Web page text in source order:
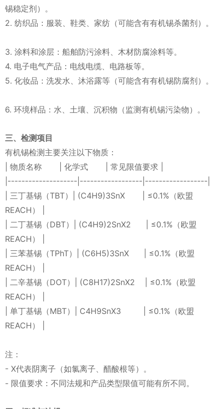
锡稳定剂）。
2. 纺织品：服装、鞋类、家纺（可能含有有机锡杀菌剂）。
3. 涂料和涂层：船舶防污涂料、木材防腐涂料等。
4. 电子电气产品：电线电缆、电路板等。
5. 化妆品：洗发水、沐浴露等（可能含有有机锡防腐剂）。
6. 环境样品：水、土壤、沉积物（监测有机锡污染物）。
三、检测项目
有机锡检测主要关注以下物质：
| 物质名称 | 化学式 | 常见限值要求 |
|--------------------|------------------|------------------|
| 三丁基锡（TBT）| (C4H9)3SnX | ≤0.1%（欧盟
REACH） |
| 二丁基锡（DBT）| (C4H9)2SnX2 | ≤0.1%（欧盟
REACH） |
| 三苯基锡（TPhT）| (C6H5)3SnX | ≤0.1%（欧盟
REACH） |
| 二辛基锡（DOT）| (C8H17)2SnX2 | ≤0.1%（欧盟
REACH） |
| 单丁基锡（MBT）| C4H9SnX3 | ≤0.1%（欧盟
REACH） |
注：
- X代表阴离子（如氯离子、醋酸根等）。
- 限值要求：不同法规和产品类型限值可能有所不同。